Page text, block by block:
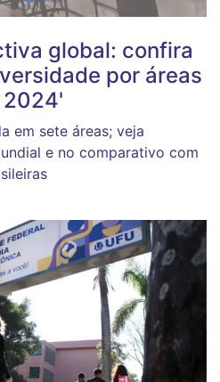
global: confira
por áreas
2024'
em sete áreas; veja
e no comparativo com